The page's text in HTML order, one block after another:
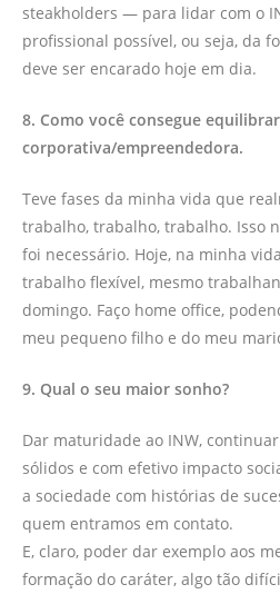
steakholders — para lidar com o
profissional possível, ou seja, da
deve ser encarado hoje em dia.
8. Como você consegue
corporativa/empreendedora.
Teve fases da minha vida que
trabalho, trabalho, trabalho. Isso
foi necessário. Hoje, na minha
trabalho flexível, mesmo
domingo. Faço home office,
meu pequeno filho e do meu
9. Qual o seu maior sonho?
Dar maturidade ao INW,
sólidos e com efetivo impacto
a sociedade com histórias de
quem entramos em contato.
E, claro, poder dar exemplo aos
formação do caráter, algo tão